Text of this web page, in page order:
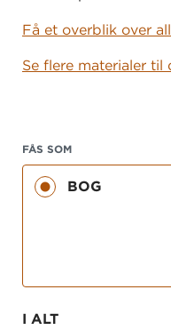
Få et overblik over
Se flere materialer til
FÅS SOM
BOG
I ALT